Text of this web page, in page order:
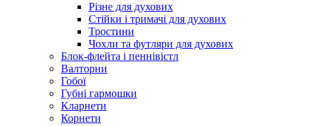
Різне для духових
Стійки і тримачі для духових
Тростини
Чохли та футляри для духових
Блок-флейта і пеннівістл
Валторни
Гобої
Губні гармошки
Кларнети
Корнети